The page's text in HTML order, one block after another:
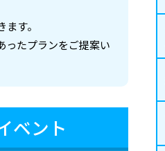
す。
ったプランをご提案い
ベント